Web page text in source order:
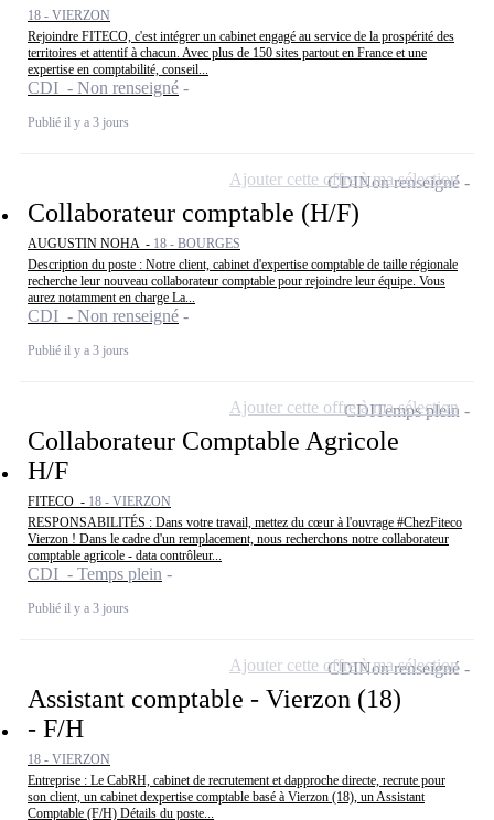
18 - VIERZON
Rejoindre FITECO, c'est intégrer un cabinet engagé au service de la prospérité des
territoires et attentif à chacun. Avec plus de 150 sites partout en France et une
expertise en comptabilité, conseil...
CDI - Non renseigné
Publié il y a 3 jours
Collaborateur comptable (H/F)
AUGUSTIN NOHA - 18 - BOURGES
Description du poste : Notre client, cabinet d'expertise comptable de taille régionale
recherche leur nouveau collaborateur comptable pour rejoindre leur équipe. Vous
aurez notamment en charge La...
CDI - Non renseigné
Publié il y a 3 jours
CDINon renseigné
Ajouter cette offre à ma sélection
Collaborateur Comptable Agricole
H/F
FITECO - 18 - VIERZON
RESPONSABILITÉS : Dans votre travail, mettez du cœur à l'ouvrage #ChezFiteco
Vierzon ! Dans le cadre d'un remplacement, nous recherchons notre collaborateur
comptable agricole - data contrôleur...
CDI - Temps plein
Publié il y a 3 jours
CDITemps plein
Ajouter cette offre à ma sélection
Assistant comptable - Vierzon (18)
- F/H
18 - VIERZON
Entreprise : Le CabRH, cabinet de recrutement et dapproche directe, recrute pour
son client, un cabinet dexpertise comptable basé à Vierzon (18), un Assistant
Comptable (F/H) Détails du poste...
CDINon renseigné
Ajouter cette offre à ma sélection